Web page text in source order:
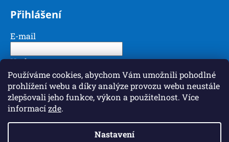
Používáme cookies, abychom Vám umožnili pohodlné
prohlížení webu a díky analýze provozu webu neustále
zlepšovali jeho funkce, výkon a použitelnost. Více
informacízde.
Nastavení
Přihlášení
E-mail
Heslo
PŘIHLÁSIT SE
Nová registrace